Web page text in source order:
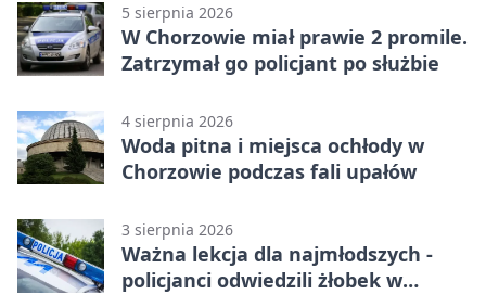
5 sierpnia 2026
W Chorzowie miał prawie 2 promile.
Zatrzymał go policjant po służbie
4 sierpnia 2026
Woda pitna i miejsca ochłody w
Chorzowie podczas fali upałów
3 sierpnia 2026
Ważna lekcja dla najmłodszych -
policjanci odwiedzili żłobek w